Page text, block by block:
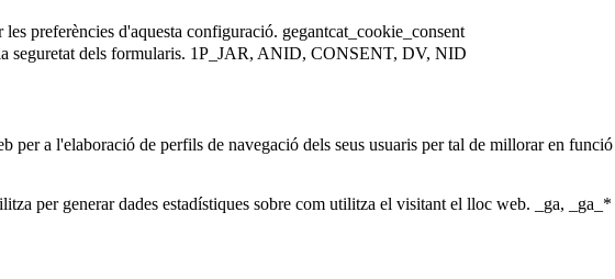
preferències d'aquesta configuració. gegantcat_cookie_consent
seguretat dels formularis. 1P_JAR, ANID, CONSENT, DV, NID
a l'elaboració de perfils de navegació dels seus usuaris per tal de millorar en
per generar dades estadístiques sobre com utilitza el visitant el lloc web. _ga, _ga_*